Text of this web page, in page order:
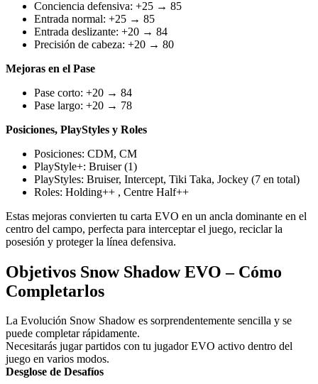
Conciencia defensiva: +25 → 85
Entrada normal: +25 → 85
Entrada deslizante: +20 → 84
Precisión de cabeza: +20 → 80
Mejoras en el Pase
Pase corto: +20 → 84
Pase largo: +20 → 78
Posiciones, PlayStyles y Roles
Posiciones: CDM, CM
PlayStyle+: Bruiser (1)
PlayStyles: Bruiser, Intercept, Tiki Taka, Jockey (7 en total)
Roles: Holding++ , Centre Half++
Estas mejoras convierten tu carta EVO en un ancla dominante en el
centro del campo, perfecta para interceptar el juego, reciclar la
posesión y proteger la línea defensiva.
Objetivos Snow Shadow EVO – Cómo
Completarlos
La Evolución Snow Shadow es sorprendentemente sencilla y se
puede completar rápidamente.
Necesitarás jugar partidos con tu jugador EVO activo dentro del
juego en varios modos.
Desglose de Desafíos